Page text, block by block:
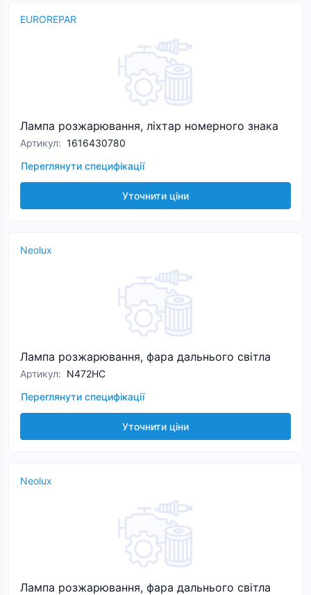
EUROREPAR
Лампа розжарювання, ліхтар номерного знака
Артикул: 1616430780
Переглянути специфікації
Уточнити ціни
Neolux
Лампа розжарювання, фара дальнього світла
Артикул: N472HC
Переглянути специфікації
Уточнити ціни
Neolux
Лампа розжарювання, фара дальнього світла